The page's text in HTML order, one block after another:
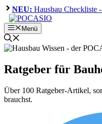
Zum
Inhalt
springen
NEU: Hausbau Checkliste
Menü
Ratgeber für
Über 100 Ratgeber-Artikel,
brauchst.